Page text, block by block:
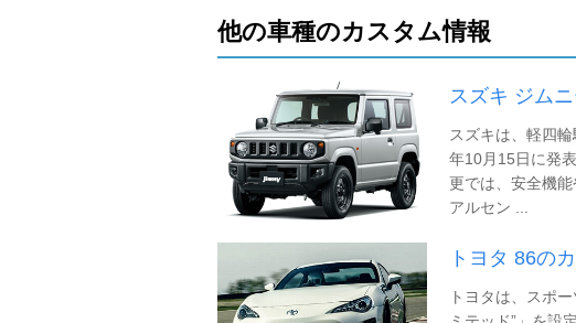
他の車種のカスタム情報
スズキ ジム
スズキは、軽四
年10月15日に発
更では、安全機
アルセン ...
トヨタ 86の
トヨタは、スポ